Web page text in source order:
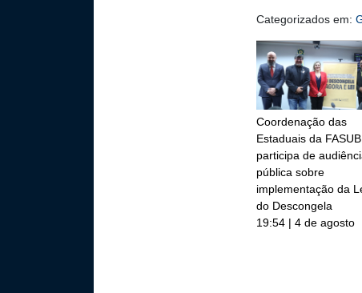
Categorizados em:
Coordenação das
Estaduais da
participa de
pública sobre
implementação da
do Descongela
19:54 | 4 de agosto